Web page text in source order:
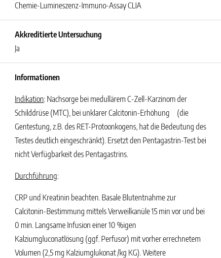
Chemie-Lumineszenz-Immuno-Assay CLIA
Akkreditierte Untersuchung
Ja
Informationen
Indikation: Nachsorge bei medullärem C-Zell-Karzinom der
Schilddrüse (MTC), bei unklarer Calcitonin-Erhöhung (die
Gentestung, z.B. des RET-Protoonkogens, hat die Bedeutung des
Testes deutlich eingeschränkt). Ersetzt den Pentagastrin-Test bei
nicht Verfügbarkeit des Pentagastrins.
Durchführung:
CRP und Kreatinin beachten. Basale Blutentnahme zur
Calcitonin-Bestimmung mittels Verweilkanüle 15 min vor und bei
0 min. Langsame Infusion einer 10 %igen
Kalziumgluconatlösung (ggf. Perfusor) mit vorher errechnetem
Volumen (2,5 mg Kalziumglukonat /kg KG). Weitere